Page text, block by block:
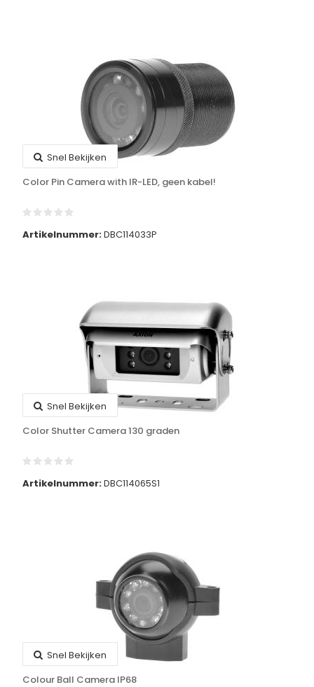
Snel Bekijken
Color Pin Camera with IR-LED, geen kabel!
Artikelnummer:DBC114033P
Snel Bekijken
Color Shutter Camera 130 graden
Artikelnummer:DBC114065S1
Snel Bekijken
Colour Ball Camera IP68